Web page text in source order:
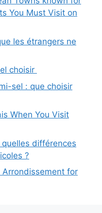
You Must Visit on
les étrangers ne
choisir
sel : que choisir
When You Visit
différences
?
Arrondissement for